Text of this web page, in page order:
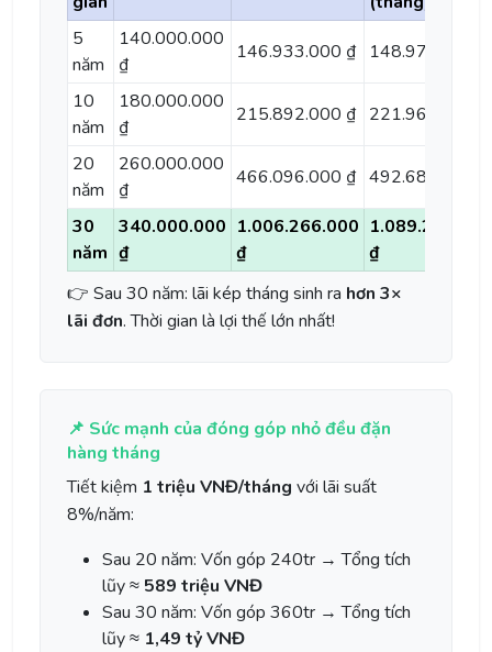
5
năm
140.000.000
₫
146.933.000 ₫ 148.977.000 ₫
10
năm
180.000.000
₫
215.892.000 ₫ 221.964.000 ₫
20
năm
260.000.000
₫
466.096.000 ₫ 492.680.000 ₫
30
năm
340.000.000
₫
1.006.266.000
₫
1.089.255.000
₫
👉 Sau 30 năm: lãi kép tháng sinh ra hơn 3×
lãi đơn. Thời gian là lợi thế lớn nhất!
📌 Sức mạnh của đóng góp nhỏ đều đặn
hàng tháng
Tiết kiệm 1 triệu VNĐ/tháng với lãi suất
8%/năm:
Sau 20 năm: Vốn góp 240tr → Tổng tích
lũy ≈ 589 triệu VNĐ
Sau 30 năm: Vốn góp 360tr → Tổng tích
lũy ≈ 1,49 tỷ VNĐ